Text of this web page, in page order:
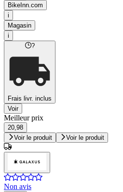
BikeInn.com
i
Magasin
i
?
Frais livr. inclus
Voir
Meilleur prix
20,98
Voir le produit
Voir le produit
Non avis